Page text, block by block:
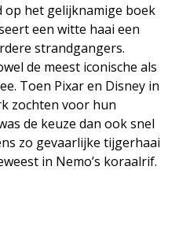
het gelijknamige boek
een witte haai een
strandgangers.
de meest iconische als
Toen Pixar en Disney in
zochten voor hun
de keuze dan ook snel
zo gevaarlijke tijgerhaai
in Nemo’s koraalrif.